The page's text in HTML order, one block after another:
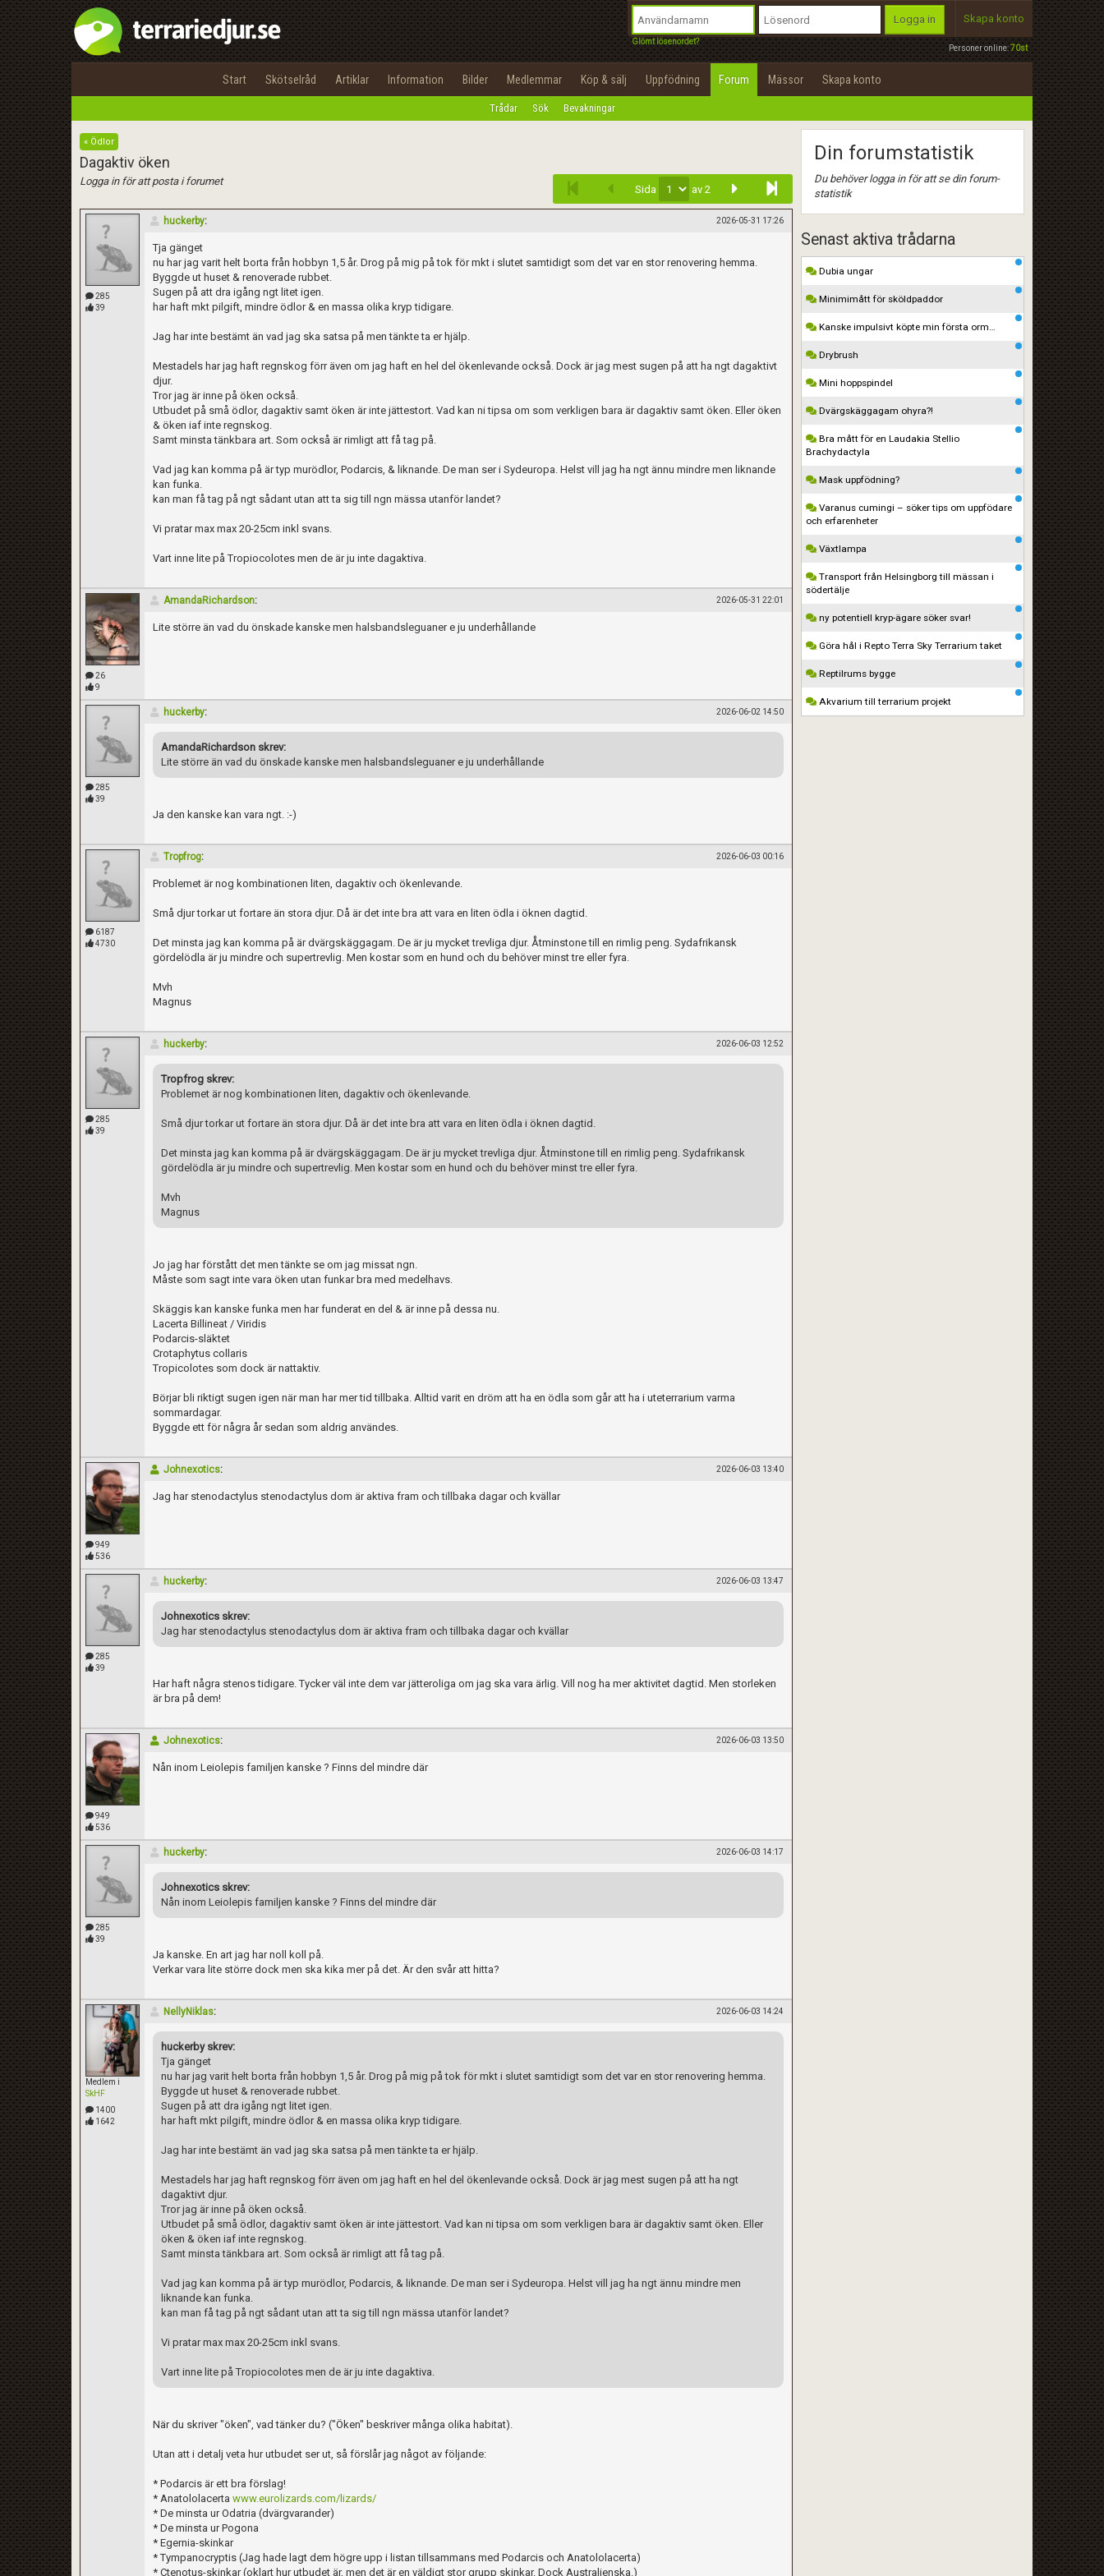
Personer online:70st
Logga in
Glömt lösenordet?
Skapa konto
Start Skötselråd Artiklar Information Bilder Medlemmar Köp & sälj Uppfödning Forum Mässor Skapa konto
Trådar Sök Bevakningar
« Ödlor
Dagaktiv öken
Logga in för att posta i forumet
Sida av 2
285
39
huckerby: 2026-05-31 17:26
Tja gänget
nu har jag varit helt borta från hobbyn 1,5 år. Drog på mig på tok för mkt i slutet samtidigt som det var en stor renovering hemma.
Byggde ut huset & renoverade rubbet.
Sugen på att dra igång ngt litet igen.
har haft mkt pilgift, mindre ödlor & en massa olika kryp tidigare.
Jag har inte bestämt än vad jag ska satsa på men tänkte ta er hjälp.
Mestadels har jag haft regnskog förr även om jag haft en hel del ökenlevande också. Dock är jag mest sugen på att ha ngt dagaktivt
djur.
Tror jag är inne på öken också.
Utbudet på små ödlor, dagaktiv samt öken är inte jättestort. Vad kan ni tipsa om som verkligen bara är dagaktiv samt öken. Eller öken
& öken iaf inte regnskog.
Samt minsta tänkbara art. Som också är rimligt att få tag på.
Vad jag kan komma på är typ murödlor, Podarcis, & liknande. De man ser i Sydeuropa. Helst vill jag ha ngt ännu mindre men liknande
kan funka.
kan man få tag på ngt sådant utan att ta sig till ngn mässa utanför landet?
Vi pratar max max 20-25cm inkl svans.
Vart inne lite på Tropiocolotes men de är ju inte dagaktiva.
26
9
AmandaRichardson: 2026-05-31 22:01
Lite större än vad du önskade kanske men halsbandsleguaner e ju underhållande
285
39
huckerby: 2026-06-02 14:50
AmandaRichardson skrev:
Lite större än vad du önskade kanske men halsbandsleguaner e ju underhållande
Ja den kanske kan vara ngt. :-)
6187
4730
Tropfrog: 2026-06-03 00:16
Problemet är nog kombinationen liten, dagaktiv och ökenlevande.
Små djur torkar ut fortare än stora djur. Då är det inte bra att vara en liten ödla i öknen dagtid.
Det minsta jag kan komma på är dvärgskäggagam. De är ju mycket trevliga djur. Åtminstone till en rimlig peng. Sydafrikansk
gördelödla är ju mindre och supertrevlig. Men kostar som en hund och du behöver minst tre eller fyra.
Mvh
Magnus
285
39
huckerby: 2026-06-03 12:52
Tropfrog skrev:
Problemet är nog kombinationen liten, dagaktiv och ökenlevande.
Små djur torkar ut fortare än stora djur. Då är det inte bra att vara en liten ödla i öknen dagtid.
Det minsta jag kan komma på är dvärgskäggagam. De är ju mycket trevliga djur. Åtminstone till en rimlig peng. Sydafrikansk
gördelödla är ju mindre och supertrevlig. Men kostar som en hund och du behöver minst tre eller fyra.
Mvh
Magnus
Jo jag har förstått det men tänkte se om jag missat ngn.
Måste som sagt inte vara öken utan funkar bra med medelhavs.
Skäggis kan kanske funka men har funderat en del & är inne på dessa nu.
Lacerta Billineat / Viridis
Podarcis-släktet
Crotaphytus collaris
Tropicolotes som dock är nattaktiv.
Börjar bli riktigt sugen igen när man har mer tid tillbaka. Alltid varit en dröm att ha en ödla som går att ha i uteterrarium varma
sommardagar.
Byggde ett för några år sedan som aldrig användes.
949
536
Johnexotics: 2026-06-03 13:40
Jag har stenodactylus stenodactylus dom är aktiva fram och tillbaka dagar och kvällar
285
39
huckerby: 2026-06-03 13:47
Johnexotics skrev:
Jag har stenodactylus stenodactylus dom är aktiva fram och tillbaka dagar och kvällar
Har haft några stenos tidigare. Tycker väl inte dem var jätteroliga om jag ska vara ärlig. Vill nog ha mer aktivitet dagtid. Men storleken
är bra på dem!
949
536
Johnexotics: 2026-06-03 13:50
Nån inom Leiolepis familjen kanske ? Finns del mindre där
285
39
huckerby: 2026-06-03 14:17
Johnexotics skrev:
Nån inom Leiolepis familjen kanske ? Finns del mindre där
Ja kanske. En art jag har noll koll på.
Verkar vara lite större dock men ska kika mer på det. Är den svår att hitta?
Medlem i
SkHF
1400
1642
NellyNiklas: 2026-06-03 14:24
huckerby skrev:
Tja gänget
nu har jag varit helt borta från hobbyn 1,5 år. Drog på mig på tok för mkt i slutet samtidigt som det var en stor renovering hemma.
Byggde ut huset & renoverade rubbet.
Sugen på att dra igång ngt litet igen.
har haft mkt pilgift, mindre ödlor & en massa olika kryp tidigare.
Jag har inte bestämt än vad jag ska satsa på men tänkte ta er hjälp.
Mestadels har jag haft regnskog förr även om jag haft en hel del ökenlevande också. Dock är jag mest sugen på att ha ngt
dagaktivt djur.
Tror jag är inne på öken också.
Utbudet på små ödlor, dagaktiv samt öken är inte jättestort. Vad kan ni tipsa om som verkligen bara är dagaktiv samt öken. Eller
öken & öken iaf inte regnskog.
Samt minsta tänkbara art. Som också är rimligt att få tag på.
Vad jag kan komma på är typ murödlor, Podarcis, & liknande. De man ser i Sydeuropa. Helst vill jag ha ngt ännu mindre men
liknande kan funka.
kan man få tag på ngt sådant utan att ta sig till ngn mässa utanför landet?
Vi pratar max max 20-25cm inkl svans.
Vart inne lite på Tropiocolotes men de är ju inte dagaktiva.
När du skriver "öken", vad tänker du? ("Öken" beskriver många olika habitat).
Utan att i detalj veta hur utbudet ser ut, så förslår jag något av följande:
* Podarcis är ett bra förslag!
* Anatololacerta www.eurolizards.com/lizards/
* De minsta ur Odatria (dvärgvarander)
* De minsta ur Pogona
* Egernia-skinkar
* Tympanocryptis (Jag hade lagt dem högre upp i listan tillsammans med Podarcis och Anatololacerta)
* Ctenotus-skinkar (oklart hur utbudet är, men det är en väldigt stor grupp skinkar. Dock Australienska.)
Din forumstatistik
Du behöver logga in för att se din forum-
statistik
Senast aktiva trådarna
Dubia ungar
Minimimått för sköldpaddor
Kanske impulsivt köpte min första orm…
Drybrush
Mini hoppspindel
Dvärgskäggagam ohyra?!
Bra mått för en Laudakia Stellio
Brachydactyla
Mask uppfödning?
Varanus cumingi – söker tips om uppfödare
och erfarenheter
Växtlampa
Transport från Helsingborg till mässan i
södertälje
ny potentiell kryp-ägare söker svar!
Göra hål i Repto Terra Sky Terrarium taket
Reptilrums bygge
Akvarium till terrarium projekt
Infoga
Utför
100%
OK
integritetspolicy
Namn:
Epost:
Privacy Policy
Terms of Service
Begär nytt lösenord
Tillbaka till förstasidan